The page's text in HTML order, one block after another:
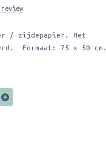
/ zijdepapier. Het
Formaat: 75 x 50 cm.